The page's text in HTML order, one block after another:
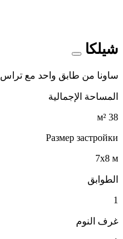
شيلكا
ساونا من طابق واحد مع تراس
المساحة الإجمالية
38 м²
Размер застройки
7х8 м
الطوابق
1
غرف النوم